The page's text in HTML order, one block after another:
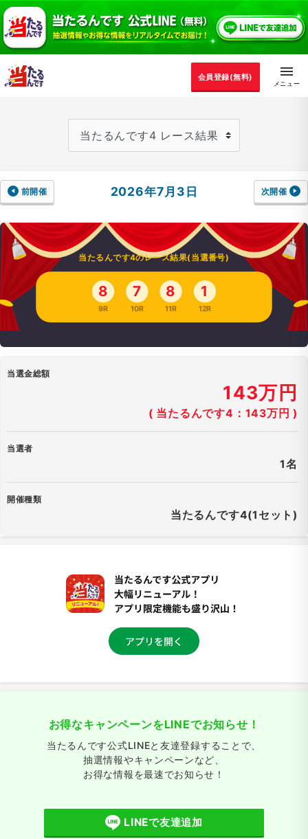
会員登録(無料)
前開催 2026年7月3日 次開催
当たるんです4のレース結果(当選番号)
8
9R
7
10R
8
11R
1
12R
当選金総額
143万円
( 当たるんです4：143万円 )
当選者
1名
開催種類
当たるんです4(1セット)
お得なキャンペーンをLINEでお知らせ！
当たるんです公式LINEと友達登録することで、
抽選情報やキャンペーンなど、
お得な情報を最速でお知らせ！
LINEで友達追加